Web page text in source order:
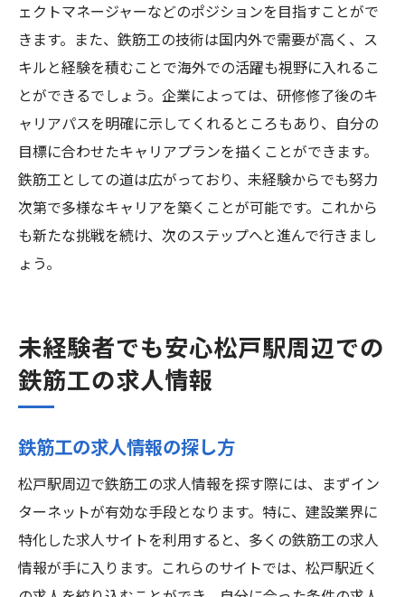
ェクトマネージャーなどのポジションを目指すことがで
きます。また、鉄筋工の技術は国内外で需要が高く、ス
キルと経験を積むことで海外での活躍も視野に入れるこ
とができるでしょう。企業によっては、研修修了後のキ
ャリアパスを明確に示してくれるところもあり、自分の
目標に合わせたキャリアプランを描くことができます。
鉄筋工としての道は広がっており、未経験からでも努力
次第で多様なキャリアを築くことが可能です。これから
も新たな挑戦を続け、次のステップへと進んで行きまし
ょう。
未経験者でも安心松戸駅周辺での
鉄筋工の求人情報
鉄筋工の求人情報の探し方
松戸駅周辺で鉄筋工の求人情報を探す際には、まずイン
ターネットが有効な手段となります。特に、建設業界に
特化した求人サイトを利用すると、多くの鉄筋工の求人
情報が手に入ります。これらのサイトでは、松戸駅近く